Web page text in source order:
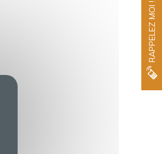
RAPPELEZ MOI !